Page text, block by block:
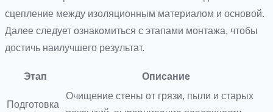
сцепление между изоляционным материалом и основой.
Далее следует ознакомиться с этапами монтажа, чтобы
достичь наилучшего результат.
Этап Описание
Подготовка
Очищение стены от грязи, пыли и старых